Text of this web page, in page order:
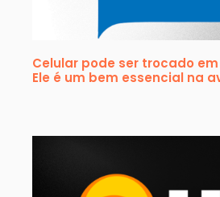
Celular pode ser trocado
Ele é um bem essencial na